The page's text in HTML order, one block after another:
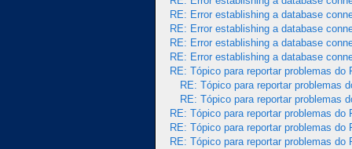
RE: Error establishing a database
RE: Error establishing a database
RE: Error establishing a database
RE: Error establishing a database
RE: Tópico para reportar problemas do
RE: Tópico para reportar problemas
RE: Tópico para reportar problemas
RE: Tópico para reportar problemas do
RE: Tópico para reportar problemas do
RE: Tópico para reportar problemas do